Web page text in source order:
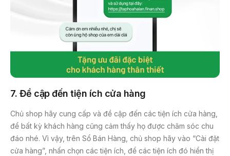
7. Đề cập đến tiện ích cửa hàng
Chủ shop hãy cung cấp và đề cập đến các tiện ích cửa hàng,
để bất kỳ khách hàng cũng cảm thấy họ được chăm sóc chu
đáo nhé. Vì vậy, trên Sổ Bán Hàng, chủ shop hãy vào “Cài đặt
cửa hàng”, nhấn chọn các tiện ích, để các tiện ích đó hiển thị